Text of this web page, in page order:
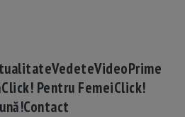
VedeteVideoPrime
Click! Pentru FemeiClick!
Contact